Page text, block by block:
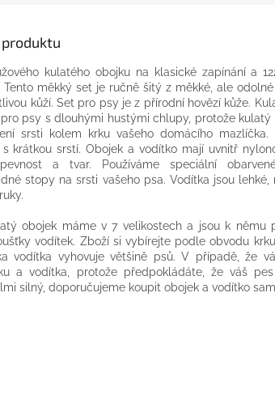
kulatého obojku na klasické zapínání a
Tento měkký set je ručně šitý z měkké, ale
kůží. Set pro psy je z přírodní hovězí kůže.
psy s dlouhými hustými chlupy, protože kulatý
srsti kolem krku vašeho domácího mazlíčka.
krátkou srstí. Obojek a vodítko mají uvnitř
a tvar. Používáme speciální
stopy na srsti vašeho psa. Vodítka jsou lehké,
obojek máme v 7 velikostech a jsou k němu
vodítek. Zboží si vybírejte podle obvodu
vodítka vyhovuje většině psů. V případě, že
a vodítka, protože předpokládáte, že váš
silný, doporučujeme koupit obojek a vodítko